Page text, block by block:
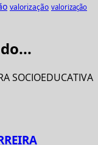
valorização valorização